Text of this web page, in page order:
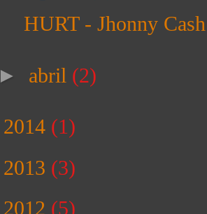
HURT - Jhonny Cash
► abril (2)
2014 (1)
2013 (3)
2012 (5)